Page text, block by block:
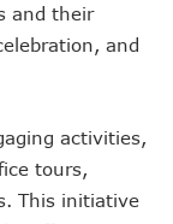
and their
and
activities,
tours,
This initiative